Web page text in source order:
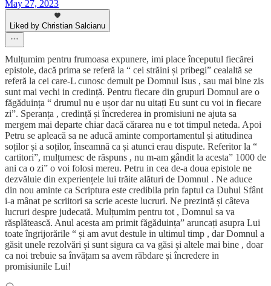
May 27, 2023
Liked by Christian Salcianu
Mulțumim pentru frumoasa expunere, imi place începutul fiecărei
epistole, dacă prima se referă la “ cei străini și pribegi” cealaltă se
referă la cei care-L cunosc demult pe Domnul Isus , sau mai bine zis
sunt mai vechi in credință. Pentru fiecare din grupuri Domnul are o
făgăduința “ drumul nu e ușor dar nu uitați Eu sunt cu voi in fiecare
zi”. Speranța , credință și încrederea in promisiuni ne ajuta sa
mergem mai departe chiar dacă cărarea nu e tot timpul neteda. Apoi
Petru se apleacă sa ne aducă aminte comportamentul și atitudinea
soților și a soților, înseamnă ca și atunci erau dispute. Referitor la “
cartitori”, mulțumesc de răspuns , nu m-am gândit la acesta” 1000 de
ani ca o zi” o voi folosi mereu. Petru in cea de-a doua epistole ne
dezvăluie din experiențele lui trăite alături de Domnul . Ne aduce
din nou aminte ca Scriptura este credibila prin faptul ca Duhul Sfânt
i-a mânat pe scriitori sa scrie aceste lucruri. Ne prezintă și câteva
lucruri despre judecată. Mulțumim pentru tot , Domnul sa va
răsplătească. Anul acesta am primit făgăduința” aruncați asupra Lui
toate îngrijorările “ și am avut destule in ultimul timp , dar Domnul a
găsit unele rezolvări și sunt sigura ca va găsi și altele mai bine , doar
ca noi trebuie sa învățam sa avem răbdare și încredere in
promisiunile Lui!